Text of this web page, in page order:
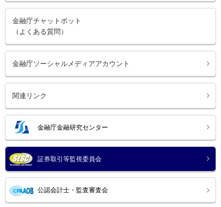
金融庁チャットボット
（よくある質問）
金融庁ソーシャルメディアアカウント
関連リンク
金融庁金融研究センター
証券取引等監視委員会
公認会計士・監査審査会